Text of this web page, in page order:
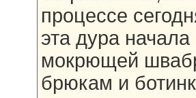
процессе
эта дура
мокрющей
брюкам и